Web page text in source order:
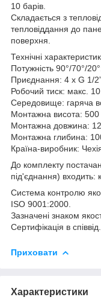
10 барів.
Складається з
тепловіддання до
поверхня.
Технічні
Потужність 90°/70°/
Приєднання: 4 x G 1/
Робочий тиск: макс.
Середовище: гаряча
Монтажна висота:
Монтажна довжина:
Монтажна глибина:
Країна-виробник:
До комплекту
під'єднання) входить:
Система контролю
ISO 9001:2000.
Зазначені знаком
Сертифікація в
Приховати
Характеристики